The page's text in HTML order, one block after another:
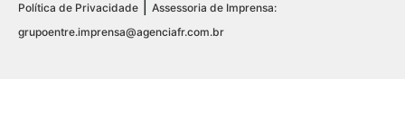
Política de Privacidade
Assessoria de Imprensa:
grupoentre.imprensa@agenciafr.com.br